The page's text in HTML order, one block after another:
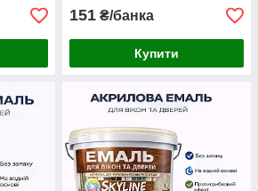
151 ₴/банка
Купити